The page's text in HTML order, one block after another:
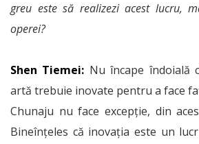
greu este să realizezi acest lucru,
operei?
Shen Tiemei: Nu încape îndoială
artă trebuie inovate pentru a face
Chunaju nu face excepție, din
Bineînțeles că inovația este un